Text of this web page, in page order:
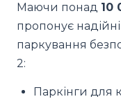
Маючи понад 10
пропонує надійні
паркування
2:
Паркінги для